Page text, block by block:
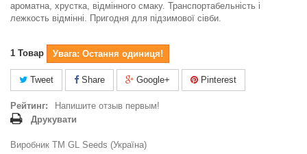
ароматна, хрустка, відмінного смаку. Транспортабельність і
лежкость відмінні. Пригодня для підзимової сівби.
1 Товар Увага: Остання одиниця!
Tweet Share Google+ Pinterest
Рейтинг:
Напишите отзыв первым!
Друкувати
Виробник ТМ GL Seeds (Україна)